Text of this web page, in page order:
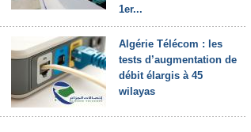
1er...
Algérie Télécom : les
tests d’augmentation de
débit élargis à 45
wilayas